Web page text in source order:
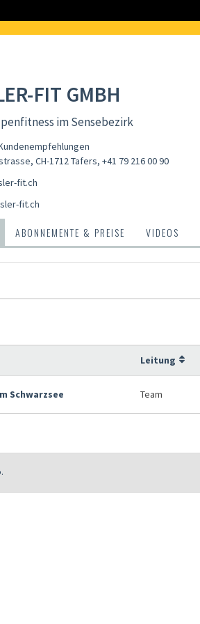
FIT GMBH
im Sensebezirk
CH-1712 Tafers, +41 79 216 00 90
fit.ch
fit.ch
ABONNEMENTE & PREISE VIDEOS
Leitung
Schwarzsee Team